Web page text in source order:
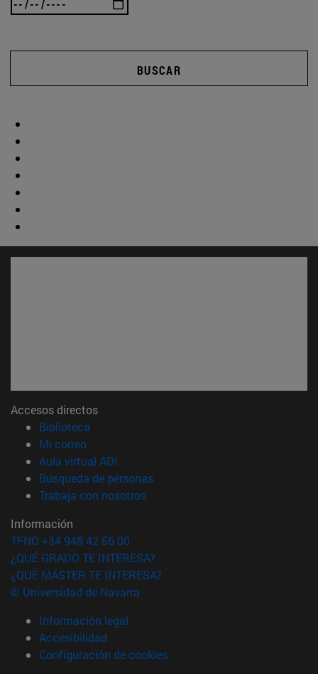
BUSCAR
Accesos directos
Biblioteca
Mi correo(abre en nueva ventana)
Aula virtual ADI
Búsqueda de personas(abre en nueva ventana)
Trabaja con nosotros(abre en nueva ventana)
Información
TFNO +34 948 42 56 00
¿QUÉ GRADO TE INTERESA?
¿QUÉ MÁSTER TE INTERESA?
© Universidad de Navarra
Información legal
Accesibilidad
Configuración de cookies